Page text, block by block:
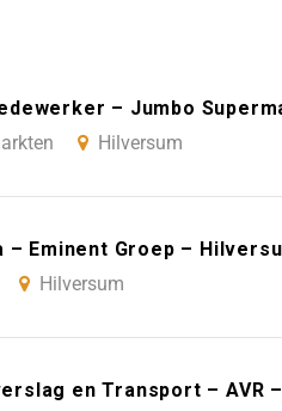
– Jumbo
Hilversum
Eminent Groep –
Hilversum
en Transport – AVR